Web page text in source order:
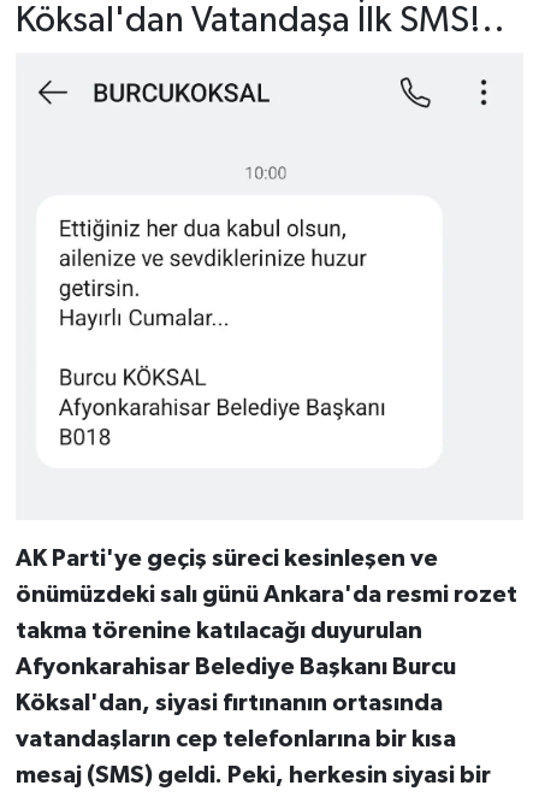
Köksal'dan Vatandaşa İlk SMS!..
AK Parti'ye geçiş süreci kesinleşen ve
önümüzdeki salı günü Ankara'da resmi rozet
takma törenine katılacağı duyurulan
Afyonkarahisar Belediye Başkanı Burcu
Köksal'dan, siyasi fırtınanın ortasında
vatandaşların cep telefonlarına bir kısa
mesaj (SMS) geldi. Peki, herkesin siyasi bir